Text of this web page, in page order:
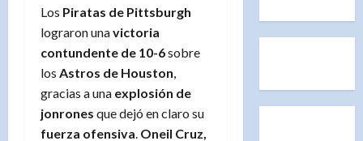
Los Piratas de Pittsburgh
lograron unavictoria
contundente de 10-6sobre
los Astros de Houston
gracias a una explosión de
jonrones que dejó en claro su
fuerza ofensiva Oneil Cruz,